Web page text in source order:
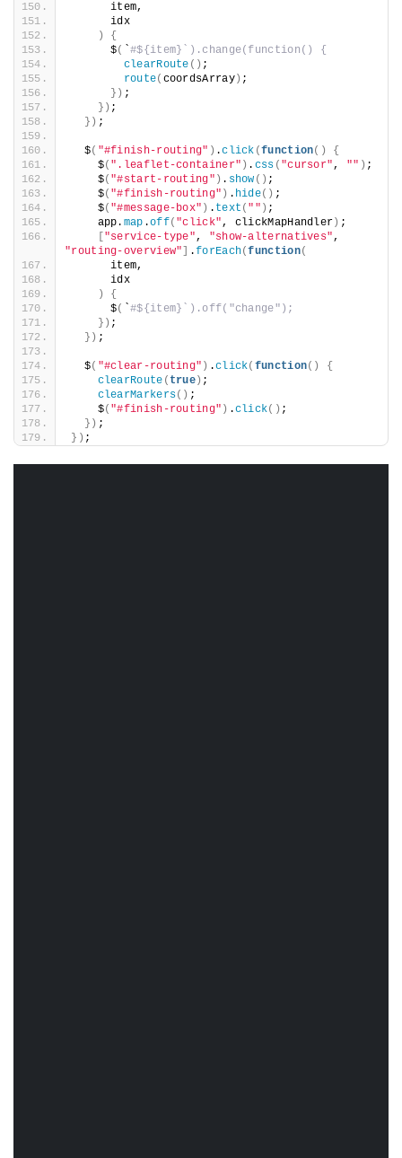
      item,
      idx
)
{
      $
( `#${item}`).change(function() {
clearRoute () ;
route( coordsArray) ;
}) ;
}) ;
}) ;
  $
( "#finish-routing" ) .click (function()
{
    $
( ".leaflet-container" ) . css ( "cursor", "" ) ;
    $
( "#start-routing" ) . show () ;
    $
( "#finish-routing" ) . hide() ;
    $
( "#message-box" ) . text ( "" ) ;
    app.
map .off( "click", clickMapHandler ) ;
"service-type", "show-alternatives"
"routing-overview"
.forEach(function(
      item,
      idx
)
{
      $
( `#${item}`).off("change");
}) ;
}) ;
  $
( "#clear-routing" ) .click( function()
{
clearRoute ( true ) ;
clearMarkers() ;
    $
( "#finish-routing" ) .click() ;
}) ;
}) ;